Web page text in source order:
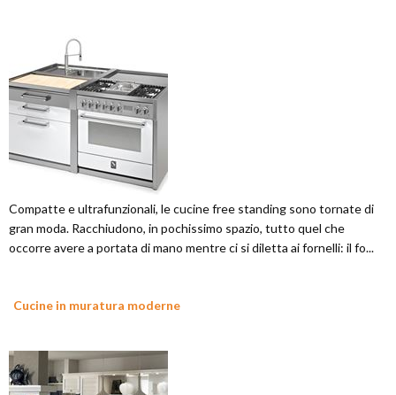
Compatte e ultrafunzionali, le cucine free standing sono tornate di
gran moda. Racchiudono, in pochissimo spazio, tutto quel che
occorre avere a portata di mano mentre ci si diletta ai fornelli: il fo...
Cucine in muratura moderne